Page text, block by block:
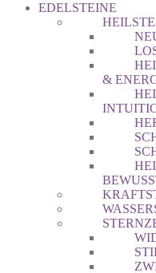
EDELSTEINE
&